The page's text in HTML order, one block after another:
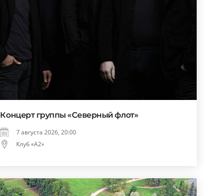
Концерт группы «Северный флот»
7 августа 2026, 20:00
Клуб «А2»